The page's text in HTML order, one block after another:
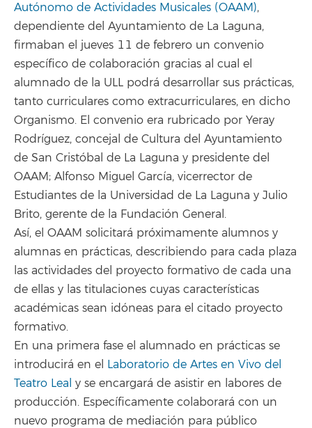
Autónomo de Actividades Musicales (OAAM),
dependiente del Ayuntamiento de La Laguna,
firmaban el jueves 11 de febrero un convenio
específico de colaboración gracias al cual el
alumnado de la ULL podrá desarrollar sus prácticas,
tanto curriculares como extracurriculares, en dicho
Organismo. El convenio era rubricado por Yeray
Rodríguez, concejal de Cultura del Ayuntamiento
de San Cristóbal de La Laguna y presidente del
OAAM; Alfonso Miguel García, vicerrector de
Estudiantes de la Universidad de La Laguna y Julio
Brito, gerente de la Fundación General.
Así, el OAAM solicitará próximamente alumnos y
alumnas en prácticas, describiendo para cada plaza
las actividades del proyecto formativo de cada una
de ellas y las titulaciones cuyas características
académicas sean idóneas para el citado proyecto
formativo.
En una primera fase el alumnado en prácticas se
introducirá en el Laboratorio de Artes en Vivo del
Teatro Leal y se encargará de asistir en labores de
producción. Específicamente colaborará con un
nuevo programa de mediación para público